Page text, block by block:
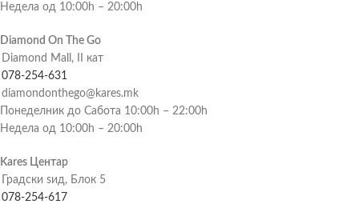
Недела од 10:00h – 20:00h
Diamond On The Go
Diamond Mall, II кат
078-254-631
diamondonthego@kares.mk
Понеделник до Сабота 10:00h – 22:00h
Недела од 10:00h – 20:00h
Kares Центар
Градски ѕид, Блок 5
078-254-617